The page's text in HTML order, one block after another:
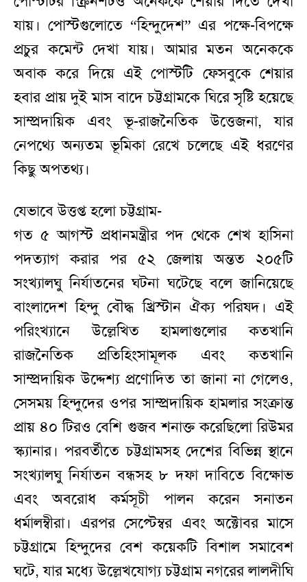
যায়। পোস্টগুলোতে “হিন্দুদেশ” এর পক্ষে-বিপক্ষে
প্রচুর কমেন্ট দেখা যায়। আমার মতন অনেককে
অবাক করে দিয়ে এই পোস্টটি ফেসবুকে শেয়ার
হবার প্রায় দুই মাস বাদে চট্টগ্রামকে ঘিরে সৃষ্টি হয়েছে
সাম্প্রদায়িক এবং ভূ-রাজনৈতিক উত্তেজনা, যার
নেপথ্যে অন্যতম ভূমিকা রেখে চলেছে এই ধরণের
কিছু অপতথ্য।
যেভাবে উত্তপ্ত হলো চট্টগ্রাম-
গত ৫ আগস্ট প্রধানমন্ত্রীর পদ থেকে শেখ হাসিনা
পদত্যাগ করার পর ৫২ জেলায় অন্তত ২০৫টি
সংখ্যালঘু নির্যাতনের ঘটনা ঘটেছে বলে জানিয়েছে
বাংলাদেশ হিন্দু বৌদ্ধ খ্রিস্টান ঐক্য পরিষদ। এই
পরিংখ্যানে উল্লেখিত হামলাগুলোর কতখানি
রাজনৈতিক প্রতিহিংসামূলক এবং কতখানি
সাম্প্রদায়িক উদ্দেশ্য প্রণোদিত তা জানা না গেলেও,
সেসময় হিন্দুদের ওপর সাম্প্রদায়িক হামলার সংক্রান্ত
প্রায় ৪০ টিরও বেশি গুজব শনাক্ত করেছিলো রিউমর
স্ক্যানার। পরবর্তীতে চট্টগ্রামসহ দেশের বিভিন্ন স্থানে
সংখ্যালঘু নির্যাতন বন্ধসহ ৮ দফা দাবিতে বিক্ষোভ
এবং অবরোধ কর্মসূচী পালন করেন সনাতন
ধর্মালম্বীরা। এরপর সেপ্টেম্বর এবং অক্টোবর মাসে
চট্টগ্রামে হিন্দুদের বেশ কয়েকটি বিশাল সমাবেশ
ঘটে, যার মধ্যে উল্লেখযোগ্য চট্টগ্রাম নগরের লালদীঘি